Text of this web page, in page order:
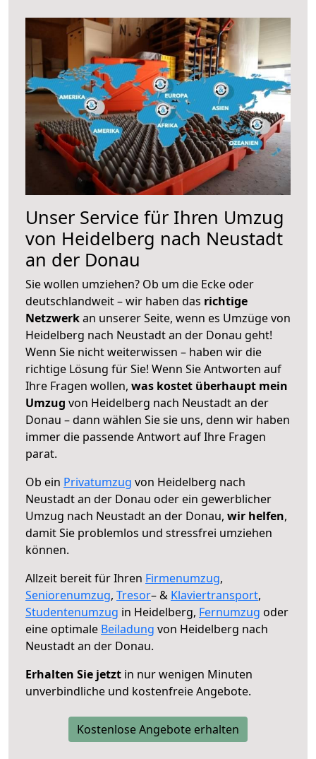
Unser Service für Ihren Umzug
von Heidelberg nach Neustadt
an der Donau
Sie wollen umziehen? Ob um die Ecke oder
deutschlandweit – wir haben das richtige
Netzwerkan unserer Seite, wenn es Umzüge von
Heidelberg nach Neustadt an der Donau geht!
Wenn Sie nicht weiterwissen – haben wir die
richtige Lösung für Sie! Wenn Sie Antworten auf
Ihre Fragen wollen, was kostet überhaupt mein
Umzug von Heidelberg nach Neustadt an der
Donau – dann wählen Sie sie uns, denn wir haben
immer die passende Antwort auf Ihre Fragen
parat.
Ob ein Privatumzug von Heidelberg nach
Neustadt an der Donau oder ein gewerblicher
Umzug nach Neustadt an der Donau, wir helfen,
damit Sie problemlos und stressfrei umziehen
können.
Allzeit bereit für Ihren Firmenumzug,
Seniorenumzug, Tresor– & Klaviertransport,
Studentenumzug in Heidelberg, Fernumzug oder
eine optimale Beiladung von Heidelberg nach
Neustadt an der Donau.
Erhalten Sie jetzt in nur wenigen Minuten
unverbindliche und kostenfreie Angebote.
Kostenlose Angebote erhalten